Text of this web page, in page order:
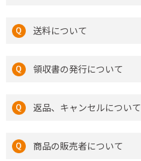
送料について
領収書の発行について
返品、キャンセルについて
商品の販売者について